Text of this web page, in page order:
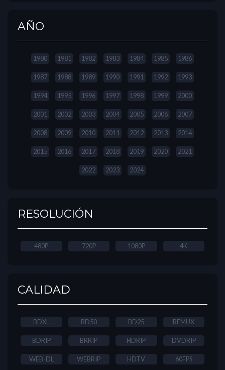
AÑO
1980 1981 1982 1983 1984 1985 1986
1987 1988 1989 1990 1991 1992 1993
1994 1995 1996 1997 1998 1999 2000
2001 2002 2003 2004 2005 2006 2007
2008 2009 2010 2011 2012 2013 2014
2015 2016 2017 2018 2019 2020 2021
2022 2023 2024
RESOLUCIÓN
480P 720P 1080P 4K
CALIDAD
BDXL BD50 BD25 REMUX
BDRIP BRRIP HDRIP DVDRIP
WEB-DL WEBRIP HDTV 60FPS